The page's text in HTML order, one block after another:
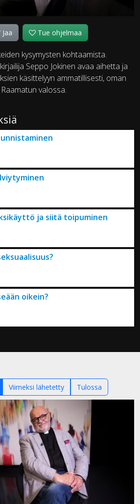
Jaa Tue ohjelmaa
kysymysten kohtaamista.
Seppo Jokinen avaa aihetta ja
käsittelyyn ammatillisesti, oman
valossa.
ja siitä toipuminen
oikein?
Viimeksi lähetetty Tulossa